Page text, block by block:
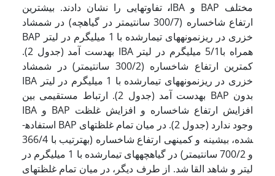
مختلف BAP و IBA
، تفاوت­هایی را نشان دادند. بیشترین
ارتفاع شاخساره (300/7 سانتی­متر در گیاهچه) در شمشاد
خزری در ریزنمونه­های تیمارشده با 1 میلی­گرم در لیتر BAP
همراه با5/1 میلی­گرم در لیتر IBA به­دست آمد (جدول 2).
کمترین ارتفاع شاخساره (300/2 سانتی­متر) در شمشاد
خزری در ریزنمونه­های تیمارشده با 1 میلی­گرم در لیتر IBA
بدون BAP به­دست آمد (جدول 2). ارتباط مستقیمی بین
افزایش ارتفاع شاخساره و افزایش غلظت BAP و IBA
وجود ندارد (جدول 2). در میان تمام غلظت­های BAP استفاده­
شده، بیشینه و کمینه­ی ارتفاع شاخساره (به­ترتیب با 366/4
و 700/2 سانتی­متر) در گیاهچه­های تیمارشده با 1 میلی­گرم در
لیتر و شاهد القا شد. از طرف دیگر، در میان تمام غلظت­های